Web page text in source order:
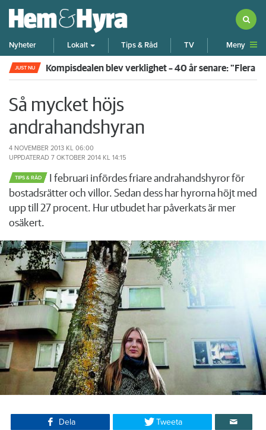
Nyheter Lokalt Tips & Råd TV Meny
JUST NU Kompisdealen blev verklighet – 40 år senare: "Flera
Så mycket höjs
andrahandshyran
4 NOVEMBER 2013 KL 06:00
UPPDATERAD 7 OKTOBER 2014 KL 14:15
TIPS & RÅD
I februari infördes friare andrahandshyror för
bostadsrätter och villor. Sedan dess har hyrorna höjt med
upp till 27 procent. Hur utbudet har påverkats är mer
osäkert.
Dela Tweeta